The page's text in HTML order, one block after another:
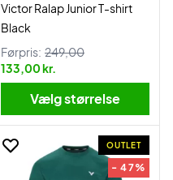
Victor Ralap Junior T-shirt
Black
Førpris: 249,00
133,00 kr.
Vælg størrelse
OUTLET
- 47%